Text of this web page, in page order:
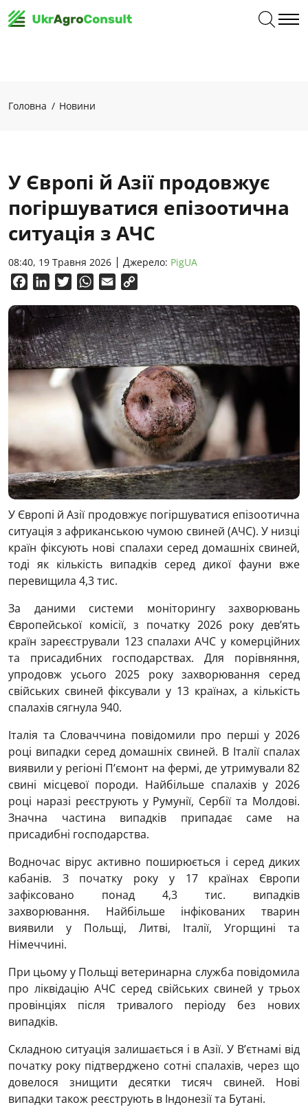
Головна Новини
У Європі й Азії продовжує
погіршуватися епізоотична
ситуація з АЧС
08:40, 19 Травня 2026 Джерело: PigUA
FacebookLinkedInTwitterWhatsApp
Email
У Європі й Азії продовжує погіршуватися епізоотична
ситуація з африканською чумою свиней (АЧС). У низці
країн фіксують нові спалахи серед домашніх свиней,
тоді як кількість випадків серед дикої фауни вже
перевищила 4,3 тис.
За даними системи моніторингу захворювань
Європейської комісії, з початку 2026 року дев’ять
країн зареєстрували 123 спалахи АЧС у комерційних
та присадибних господарствах. Для порівняння,
упродовж усього 2025 року захворювання серед
свійських свиней фіксували у 13 країнах, а кількість
спалахів сягнула 940.
Італія та Словаччина повідомили про перші у 2026
році випадки серед домашніх свиней. В Італії спалах
виявили у регіоні П’ємонт на фермі, де утримували 82
свині місцевої породи. Найбільше спалахів у 2026
році наразі реєструють у Румунії, Сербії та Молдові.
Значна частина випадків припадає саме на
присадибні господарства.
Водночас вірус активно поширюється і серед диких
кабанів. З початку року у 17 країнах Європи
зафіксовано понад 4,3 тис. випадків
захворювання. Найбільше інфікованих тварин
виявили у Польщі, Литві, Італії, Угорщині та
Німеччині.
При цьому у Польщі ветеринарна служба повідомила
про ліквідацію АЧС серед свійських свиней у трьох
провінціях після тривалого періоду без нових
випадків.
Складною ситуація залишається і в Азії. У В’єтнамі від
початку року підтверджено сотні спалахів, через що
довелося знищити десятки тисяч свиней. Нові
випадки також реєструють в Індонезії та Бутані.